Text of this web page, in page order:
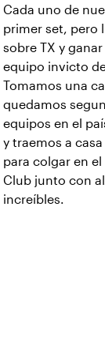
Cada uno de
primer set, pero
sobre TX y
equipo invicto
Tomamos una
quedamos
equipos en el
y traemos a
para colgar en
Club junto con
increíbles.